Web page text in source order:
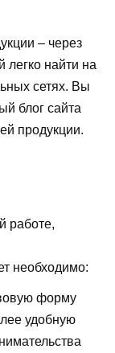
– через
легко найти на
сетях. Вы
блог сайта
продукции.
работе,
необходимо:
форму
удобную